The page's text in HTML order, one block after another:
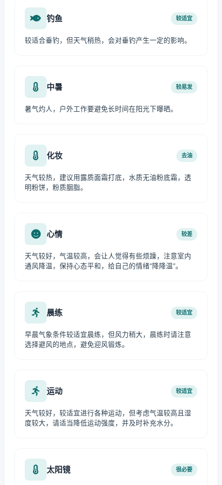
钓鱼 较适宜
较适合垂钓，但天气稍热，会对垂钓产生一定的影响。
中暑 较易发
暑气灼人，户外工作要避免长时间在阳光下曝晒。
化妆 去油
天气较热，建议用露质面霜打底，水质无油粉底霜，透
明粉饼，粉质胭脂。
心情 较差
天气较好，气温较高，会让人觉得有些烦躁，注意室内
通风降温，保持心态平和，给自己的情绪“降降温”。
晨练 较适宜
早晨气象条件较适宜晨练，但风力稍大，晨练时请注意
选择避风的地点，避免迎风锻炼。
运动 较适宜
天气较好，较适宜进行各种运动，但考虑气温较高且湿
度较大，请适当降低运动强度，并及时补充水分。
太阳镜 很必要